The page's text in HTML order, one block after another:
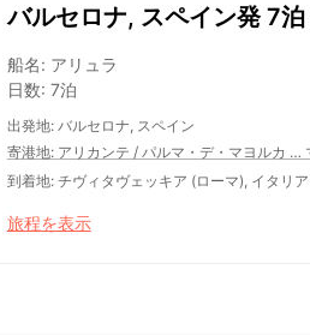
バルセロナ, スペイン発 7泊
船名: アリュラ
日数: 7泊
出発地: バルセロナ, スペイン
寄港地: アリカンテ / パルマ・デ・マヨルカ …
到着地: チヴィタヴェッキア (ローマ), イタリア
旅程を表示